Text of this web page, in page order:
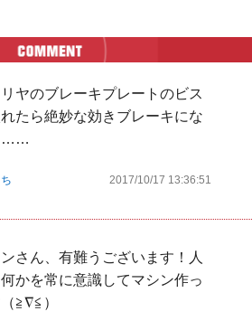
ヤのブレーキプレートのビス
たら絶妙な効きブレーキにな
……
2017/10/17 13:36:51
さん、有難うございます！人
かを常に意識してマシン作っ
≧∇≦）